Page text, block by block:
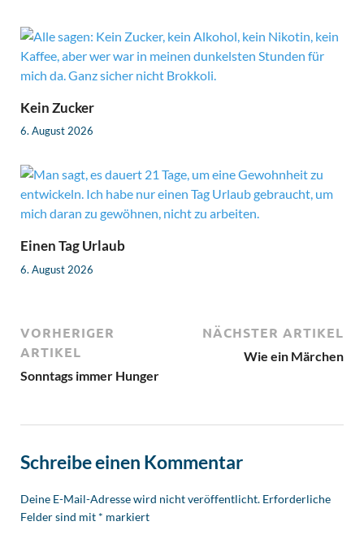
Kein Zucker
6. August 2026
Einen Tag Urlaub
6. August 2026
VORHERIGER
ARTIKEL
Sonntags immer Hunger
NÄCHSTER ARTIKEL
Wie ein Märchen
Schreibe einen Kommentar
Deine E-Mail-Adresse wird nicht veröffentlicht. Erforderliche
Felder sind mit * markiert